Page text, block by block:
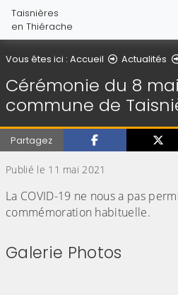
Taisnières
en Thiérache
Vous êtes ici : Accueil Actualités
Cérémonie du 8
commune de
Partagez
Publié le 11 mai 2021
La COVID-19 ne nous a pas
commémoration habituelle.
Galerie Photos